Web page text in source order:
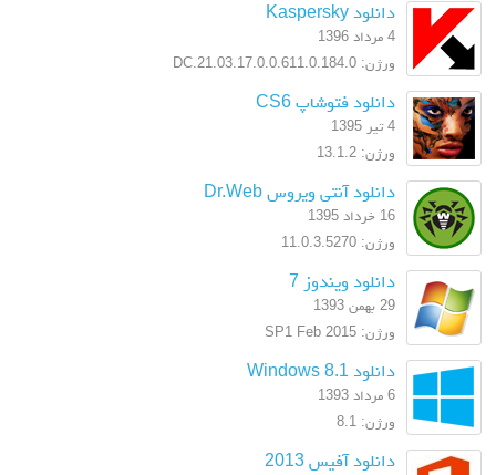
دانلود Kaspersky
4 مرداد 1396
ورژن: 17.0.0.611.0.184.0.DC.21.03
دانلود فتوشاپ CS6
4 تیر 1395
ورژن: 13.1.2
دانلود آنتی ویروس Dr.Web
16 خرداد 1395
ورژن: 11.0.3.5270
دانلود ویندوز 7
29 بهمن 1393
ورژن: SP1 Feb 2015
دانلود Windows 8.1
6 مرداد 1393
ورژن: 8.1
دانلود آفیس 2013